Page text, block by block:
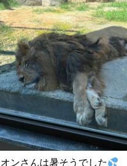
ンさんは暑そうでした